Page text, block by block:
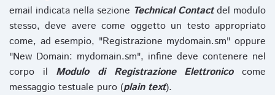
email indicata nella sezione Technical Contactdel modulo
stesso, deve avere come oggetto un testo appropriato
come, ad esempio, "Registrazione mydomain.sm" oppure
"New Domain: mydomain.sm", infine deve contenere nel
corpo il Modulo di Registrazione Elettronicocome
messaggio testuale puro (plain text).